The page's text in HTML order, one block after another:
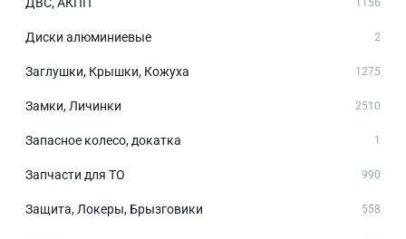
1156
Диски алюминиевые 2
Заглушки, Крышки, Кожуха 1275
Замки, Личинки 2510
Запасное колесо, докатка 1
Запчасти для ТО 990
Защита, Локеры, Брызговики 558